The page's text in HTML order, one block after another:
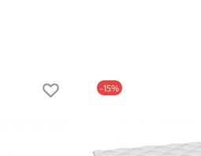
20 мм
блок «Боннель»
-15%